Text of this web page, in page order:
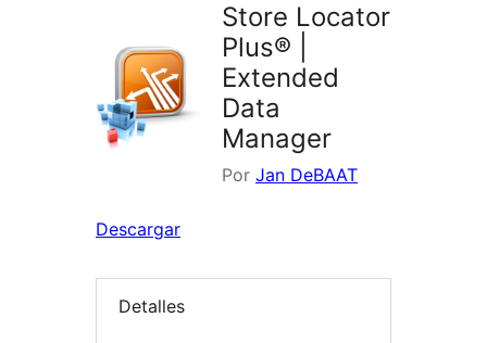
Store Locator
Plus® |
Extended
Data
Manager
Por Jan DeBAAT
Descargar
Detalles